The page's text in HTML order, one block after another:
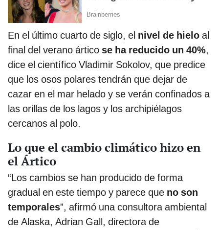
En el último cuarto de siglo, el nivel de hielo al
final del verano ártico se ha reducido un 40%,
dice el científico Vladimir Sokolov, que predice
que los osos polares tendrán que dejar de
cazar en el mar helado y se verán confinados a
las orillas de los lagos y los archipiélagos
cercanos al polo.
Lo que el cambio climático hizo en
el Ártico
“Los cambios se han producido de forma
gradual en este tiempo y parece que no son
temporales”, afirmó una consultora ambiental
de Alaska, Adrian Gall, directora de